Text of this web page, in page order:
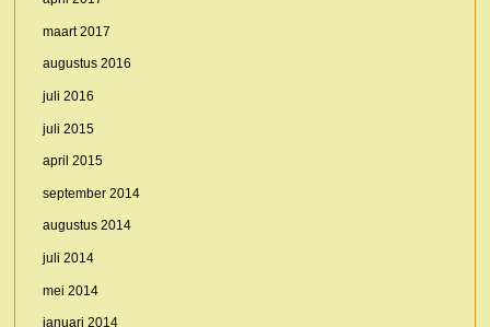
maart 2017
augustus 2016
juli 2016
juli 2015
april 2015
september 2014
augustus 2014
juli 2014
mei 2014
januari 2014